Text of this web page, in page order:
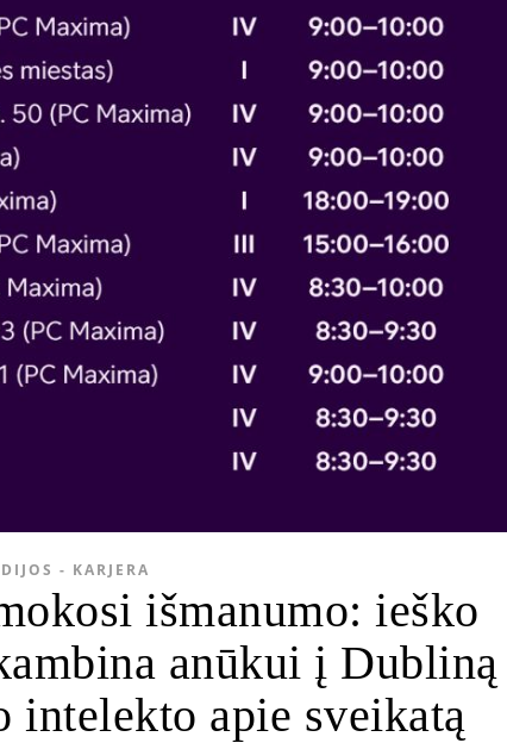
- KARJERA
išmanumo: ieško
anūkui į Dubliną
apie sveikatą